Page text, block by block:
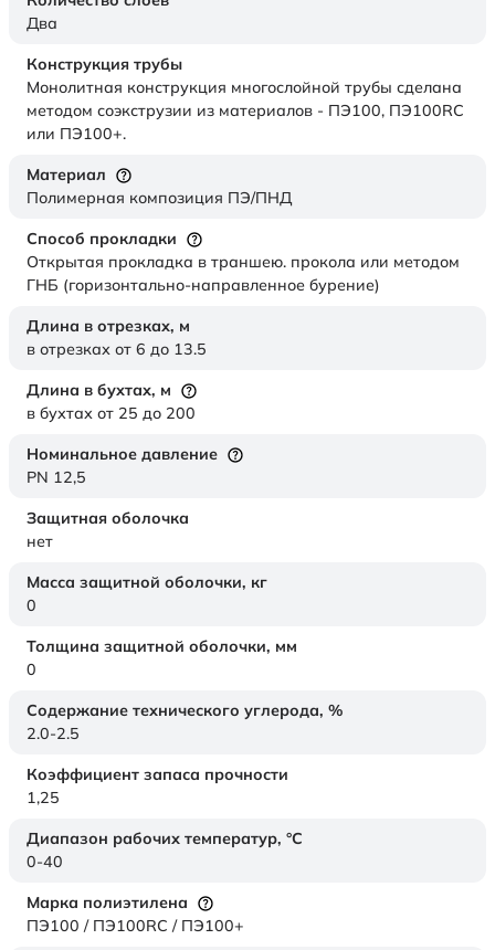
Два
Конструкция трубы
Монолитная конструкция многослойной трубы сделана
методом соэкструзии из материалов - ПЭ100, ПЭ100RC
или ПЭ100+.
Материал
Полимерная композиция ПЭ/ПНД
Способ прокладки
Открытая прокладка в траншею. прокола или методом
ГНБ (горизонтально-направленное бурение)
Длина в отрезках, м
в отрезках от 6 до 13.5
Длина в бухтах, м
в бухтах от 25 до 200
Номинальное давление
PN 12,5
Защитная оболочка
нет
Масса защитной оболочки, кг
0
Толщина защитной оболочки, мм
0
Содержание технического углерода, %
2.0-2.5
Коэффициент запаса прочности
1,25
Диапазон рабочих температур, °C
0-40
Марка полиэтилена
ПЭ100 / ПЭ100RC / ПЭ100+